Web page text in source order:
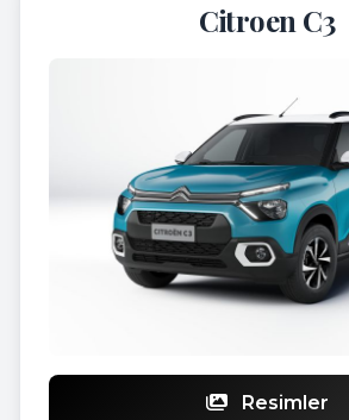
Citroen C3
Resimler